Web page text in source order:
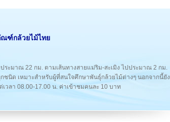
ฑ์กล้วยไม้ไทย
ระมาณ 22 กม. ตามเส้นทางสายแม่ริม-สะเมิง ไปประมาณ 2 กม.
นิด เหมาะสำหรับผู้ที่สนใจศึกษาพันธุ์กล้วยไม้ต่างๆ นอกจากนี้ยัง
วลา 08.00-17.00 น. ค่าเข้าชมคนละ 10 บาท